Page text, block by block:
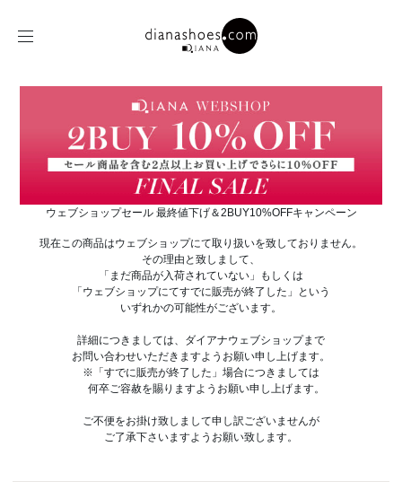
ウェブショップセール 最終値下げ＆2BUY10%OFFキャンペーン
現在この商品はウェブショップにて取り扱いを致しておりません。
その理由と致しまして、
「まだ商品が入荷されていない」もしくは
「ウェブショップにてすでに販売が終了した」という
いずれかの可能性がございます。
詳細につきましては、ダイアナウェブショップまで
お問い合わせいただきますようお願い申し上げます。
※「すでに販売が終了した」場合につきましては
何卒ご容赦を賜りますようお願い申し上げます。
ご不便をお掛け致しまして申し訳ございませんが
ご了承下さいますようお願い致します。